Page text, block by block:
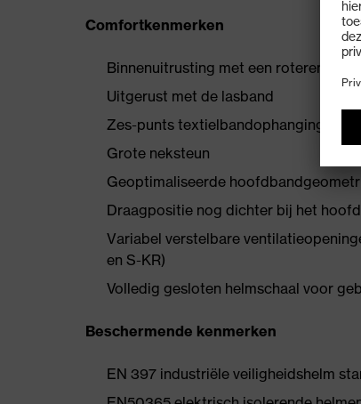
Comfortkenmerken
Binnenuitrusting met een roterend
Uitgerust met de lasband
Zes-punts textielbandophanging
Grote neksteun
Geoptimaliseerde
Draagpositie nog dichter bij het hoofd
Variabel verstelbare
en S-KR)
Volledig gesloten helmschaal voor
Beschermende kenmerken
EN 397 industriële veiligheidshelm